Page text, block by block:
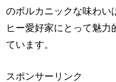
のボルカニックな味わい
ヒー愛好家にとって魅力
ています。
スポンサーリンク